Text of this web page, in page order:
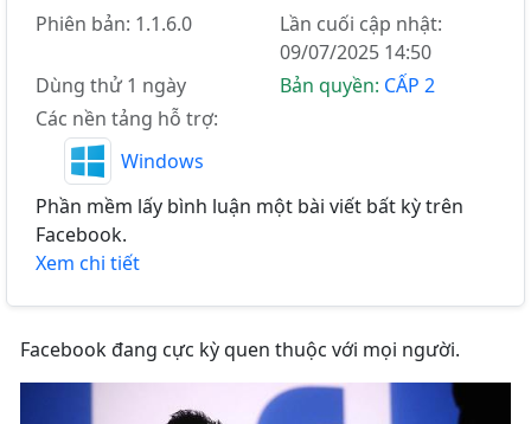
Phiên bản: 1.1.6.0
Lần cuối cập nhật:
09/07/2025 14:50
Dùng thử 1 ngày
Bản quyền: CẤP 2
Các nền tảng hỗ trợ:
Windows
Phần mềm lấy bình luận một bài viết bất kỳ trên
Facebook.
Xem chi tiết
Facebook đang cực kỳ quen thuộc với mọi người.